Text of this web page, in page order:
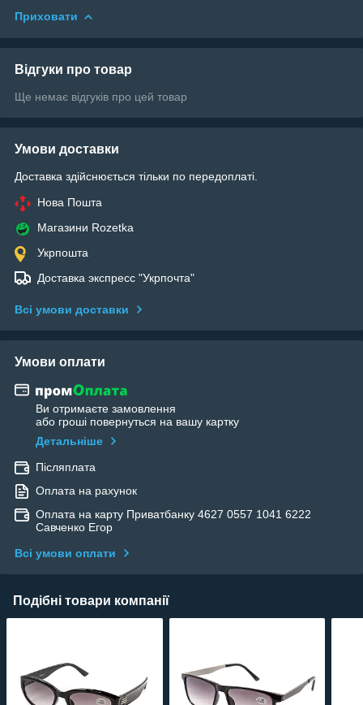
Приховати
Відгуки про товар
Ще немає відгуків про цей товар
Умови доставки
Доставка здійснюється тільки по передоплаті.
Нова Пошта
Магазини Rozetka
Укрпошта
Доставка экспресс "Укрпочта"
Всі умови доставки
Умови оплати
Ви отримаєте замовлення
або гроші повернуться на вашу картку
Детальніше
Післяплата
Оплата на рахунок
Оплата на карту Приватбанку 4627 0557 1041 6222
Савченко Егор
Всі умови оплати
Подібні товари компанії